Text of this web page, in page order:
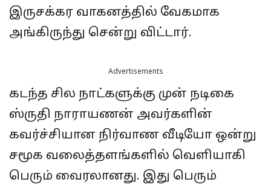
இருசக்கர வாகனத்தில் வேகமாக
அங்கிருந்து சென்று விட்டார்.
Advertisements
கடந்த சில நாட்களுக்கு முன் நடிகை
ஸ்ருதி நாராயணன் அவர்களின்
கவர்ச்சியான நிர்வாண வீடியோ ஒன்று
சமூக வலைத்தளங்களில் வெளியாகி
பெரும் வைரலானது. இது பெரும்